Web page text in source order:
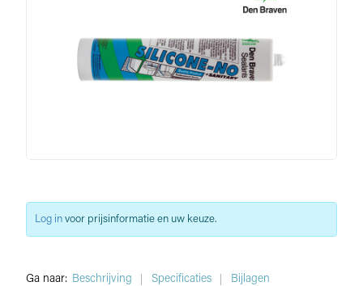
Ga naar: Beschrijving Specificaties Bijlagen
Log in voor prijsinformatie en uw keuze.